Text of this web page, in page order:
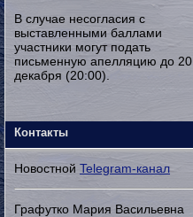
В случае несогласия с
выставленными баллами
участники могут подать
письменную апелляцию до 20
декабря (20:00).
Контакты
Новостной Telegram-канал
Графутко Мария Васильевна